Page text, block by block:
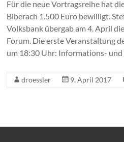
Für die neue Vortragsreihe hat
Biberach 1.500 Euro bewilligt.
Volksbank übergab am 4. April
Forum. Die erste Veranstaltung
um 18:30 Uhr: Informations-
droessler 9. April 2017